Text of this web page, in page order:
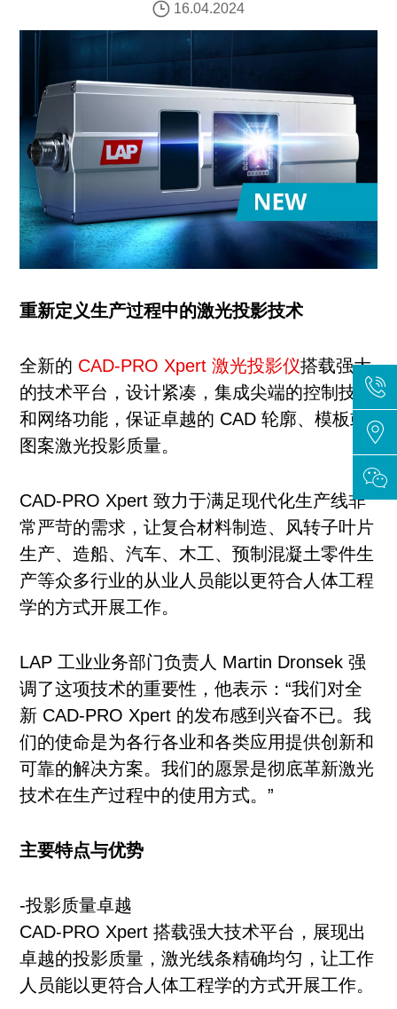
16.04.2024
重新定义生产过程中的激光投影技术
全新的 CAD-PRO Xpert 激光投影仪搭载强大
的技术平台，设计紧凑，集成尖端的控制技术
和网络功能，保证卓越的 CAD 轮廓、模板或
图案激光投影质量。
CAD-PRO Xpert 致力于满足现代化生产线非
常严苛的需求，让复合材料制造、风转子叶片
生产、造船、汽车、木工、预制混凝土零件生
产等众多行业的从业人员能以更符合人体工程
学的方式开展工作。
LAP 工业业务部门负责人 Martin Dronsek 强
调了这项技术的重要性，他表示：“我们对全
新 CAD-PRO Xpert 的发布感到兴奋不已。我
们的使命是为各行各业和各类应用提供创新和
可靠的解决方案。我们的愿景是彻底革新激光
技术在生产过程中的使用方式。”
主要特点与优势
-投影质量卓越
CAD-PRO Xpert 搭载强大技术平台，展现出
卓越的投影质量，激光线条精确均匀，让工作
人员能以更符合人体工程学的方式开展工作。